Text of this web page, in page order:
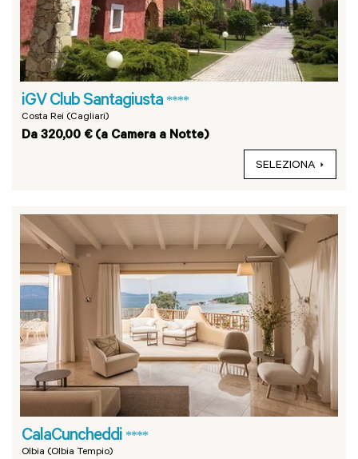
iGV Club Santagiusta ****
Costa Rei (Cagliari)
Da 320,00 € (a Camera a Notte)
SELEZIONA
CalaCuncheddi ****
Olbia (Olbia Tempio)